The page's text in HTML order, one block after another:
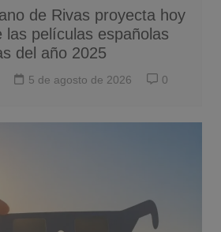
de Rivas proyecta hoy
las películas españolas
del año 2025
5 de agosto de 2026 0